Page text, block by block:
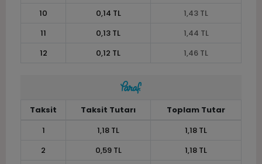
10
0,14 TL
1,43 TL
11
0,13 TL
1,44 TL
12
0,12 TL 1,46 TL
Taksit Taksit Tutarı
Toplam Tutar
1
1,18 TL
1,18 TL
2
0,59 TL
1,18 TL